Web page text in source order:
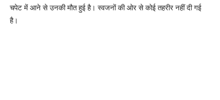
चपेट में आने से उनकी मौत हुई है। स्वजनों की ओर से कोई तहरीर नहीं दी गई
है।